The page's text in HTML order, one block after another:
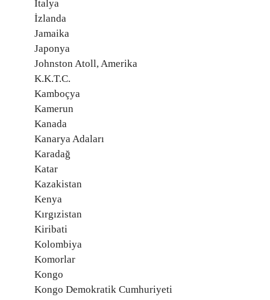
İtalya
İzlanda
Jamaika
Japonya
Johnston Atoll, Amerika
K.K.T.C.
Kamboçya
Kamerun
Kanada
Kanarya Adaları
Karadağ
Katar
Kazakistan
Kenya
Kırgızistan
Kiribati
Kolombiya
Komorlar
Kongo
Kongo Demokratik Cumhuriyeti